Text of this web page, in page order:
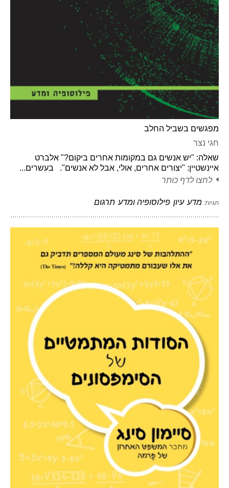
מפגשים בשביל החלב
חגי נצר
שאלה: "יש אנשים גם במקומות אחרים ביקום?" אלברט
איינשטיין: "יצורים אחרים, אולי, אבל לא אנשים". בעשרים...
לחצו לדף כותר
תגיות: מדע עיון פילוסופיה ומדע תרגום